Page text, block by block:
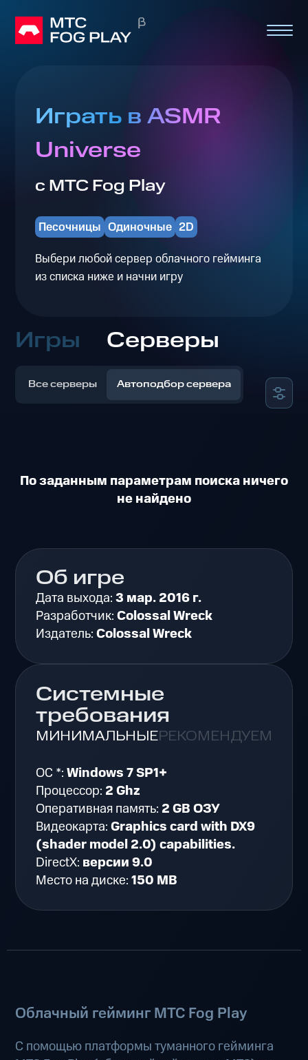
Играть в ASMR
Universe
с МТС Fog Play
Песочницы Одиночные 2D
Выбери любой сервер облачного гейминга
из списка ниже и начни игру
Игры Серверы
Все серверы Автоподбор сервера
По заданным параметрам поиска ничего
не найдено
Об игре
Дата выхода:3 мар. 2016 г.
Разработчик:Colossal Wreck
Издатель:Colossal Wreck
Системные
требования
МИНИМАЛЬНЫЕРЕКОМЕНДУЕМЫЕ
ОС *:Windows 7 SP1+
Процессор: 2 Ghz
Оперативная память: 2 GB ОЗУ
Видеокарта:Graphics card with DX9
(shader model 2.0) capabilities.
DirectX: версии 9.0
Место на диске:150 MB
Облачный гейминг МТС Fog Play
С помощью платформы туманного гейминга